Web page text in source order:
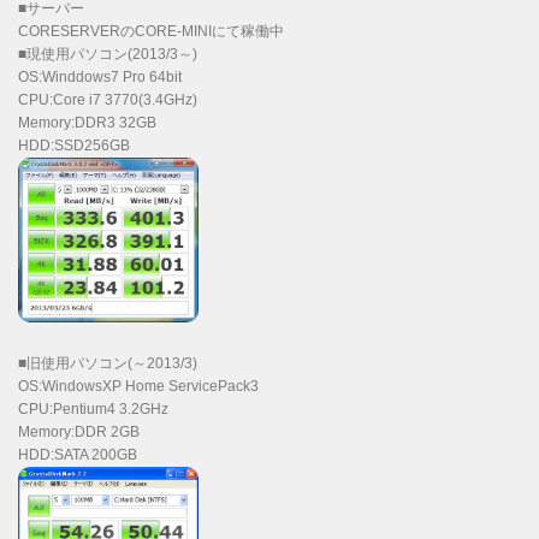
■サーバー
CORESERVERのCORE-MINIにて稼働中
■現使用パソコン(2013/3～)
OS:Winddows7 Pro 64bit
CPU:Core i7 3770(3.4GHz)
Memory:DDR3 32GB
HDD:SSD256GB
■旧使用パソコン(～2013/3)
OS:WindowsXP Home ServicePack3
CPU:Pentium4 3.2GHz
Memory:DDR 2GB
HDD:SATA 200GB